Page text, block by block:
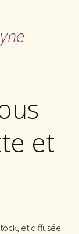
et
et diffusée